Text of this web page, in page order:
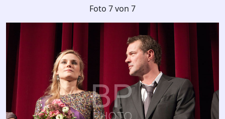
Foto 7 von 7